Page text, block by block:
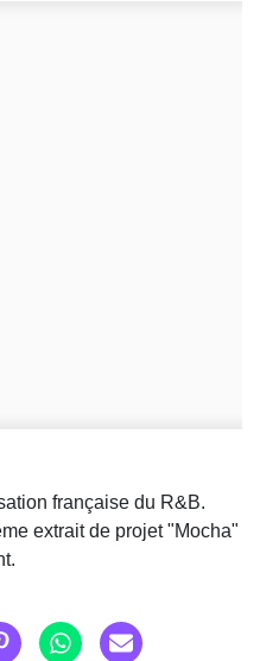
française du R&B.
extrait de projet "Mocha"